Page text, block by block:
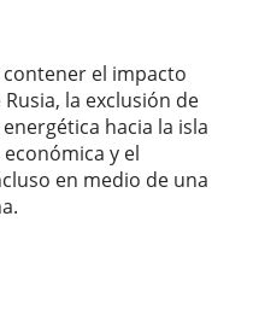
el impacto
la exclusión de
hacia la isla
y el
en medio de una